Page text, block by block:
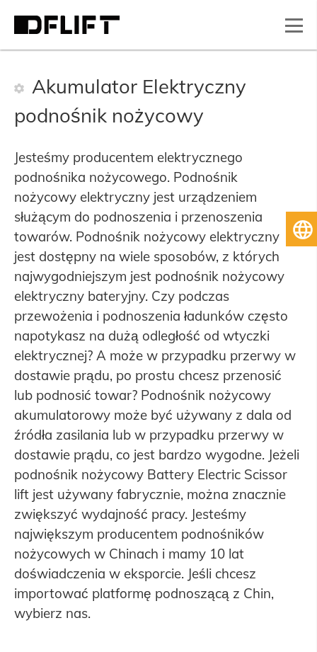
Akumulator Elektryczny
podnośnik nożycowy
Jesteśmy producentem elektrycznego
podnośnika nożycowego. Podnośnik
nożycowy elektryczny jest urządzeniem
służącym do podnoszenia i przenoszenia
towarów. Podnośnik nożycowy elektryczny
jest dostępny na wiele sposobów, z których
najwygodniejszym jest podnośnik nożycowy
elektryczny bateryjny. Czy podczas
przewożenia i podnoszenia ładunków często
napotykasz na dużą odległość od wtyczki
elektrycznej? A może w przypadku przerwy w
dostawie prądu, po prostu chcesz przenosić
lub podnosić towar? Podnośnik nożycowy
akumulatorowy może być używany z dala od
źródła zasilania lub w przypadku przerwy w
dostawie prądu, co jest bardzo wygodne. Jeżeli
podnośnik nożycowy Battery Electric Scissor
lift jest używany fabrycznie, można znacznie
zwiększyć wydajność pracy. Jesteśmy
największym producentem podnośników
nożycowych w Chinach i mamy 10 lat
doświadczenia w eksporcie. Jeśli chcesz
importować platformę podnoszącą z Chin,
wybierz nas.